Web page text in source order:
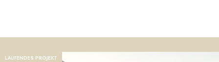
LAUFENDES PROJEKT